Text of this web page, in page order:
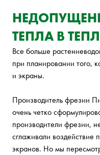
ТЕПЛА В
Все больше
при планировании того,
и экраны.
Производитель фрезии
очень четко
производители фрезии,
сглаживали
экранов. Но мы